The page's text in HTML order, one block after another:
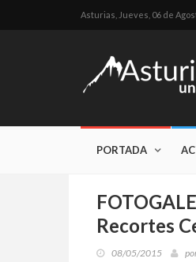
Asturias, Jueves, 06 de
PORTADA
Recortes
08/05/2015